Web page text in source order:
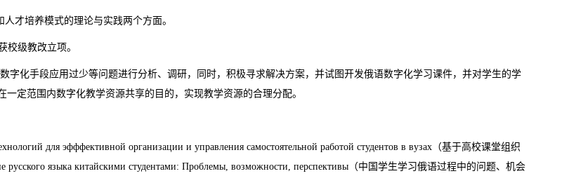
才培养模式的理论与实践两个方面。
校级教改立项。
字化手段应用过少等问题进行分析、调研，同时，积极寻求解决方案，并试图开发俄语数字化学习课件，并对学生的学
定范围内数字化教学资源共享的目的，实现教学资源的合理分配。
для эфффективной организации и управления самостоятельной работой студентов в вузах（基于高校课堂组织
языка китайскими студентами: Проблемы, возможности, перспективы（中国学生学习俄语过程中的问题、机会